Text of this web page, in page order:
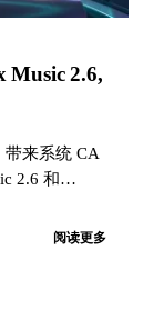
Music 2.6,
带来系统 CA
2.6 和
Jobs。阅读更多